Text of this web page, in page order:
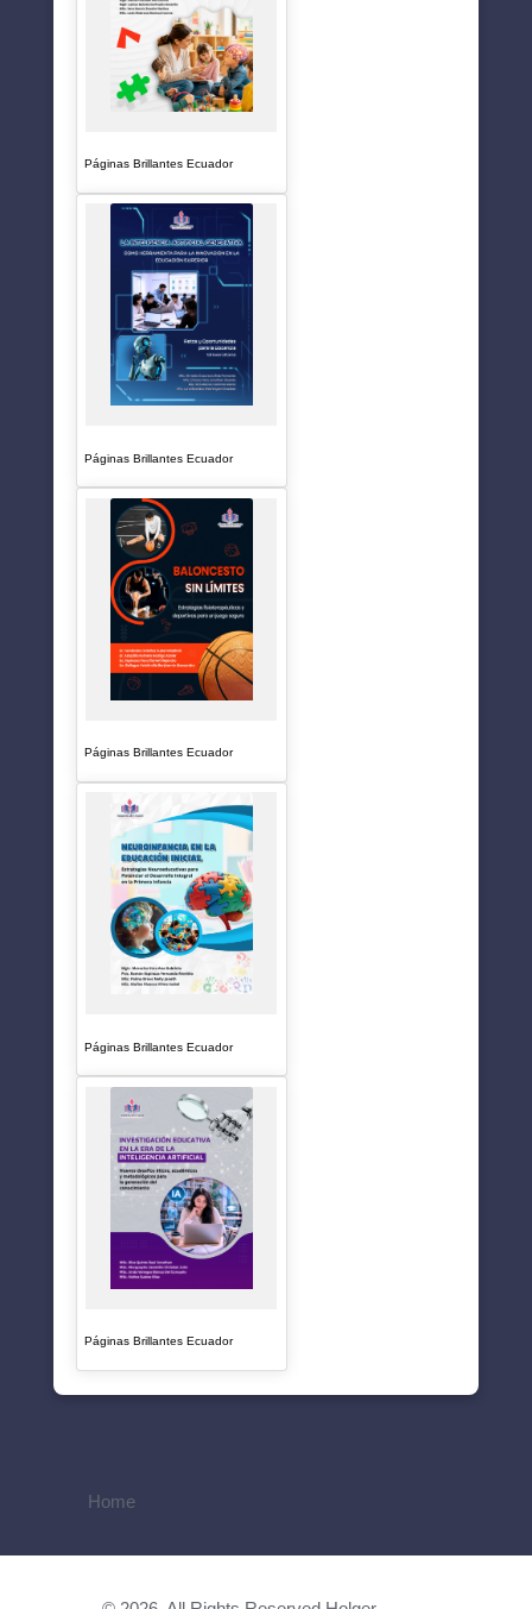
Páginas Brillantes Ecuador
Páginas Brillantes Ecuador
Páginas Brillantes Ecuador
Páginas Brillantes Ecuador
Páginas Brillantes Ecuador
Home